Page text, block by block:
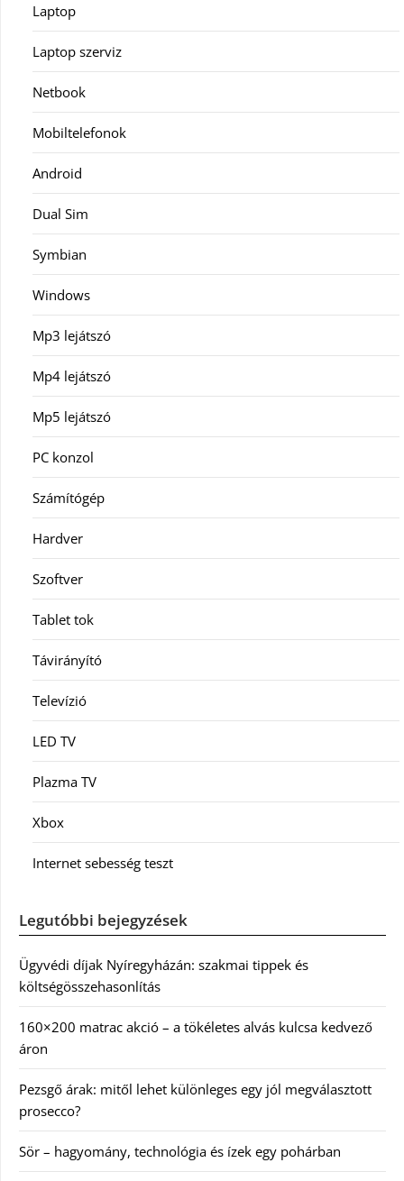
Laptop
Laptop szerviz
Netbook
Mobiltelefonok
Android
Dual Sim
Symbian
Windows
Mp3 lejátszó
Mp4 lejátszó
Mp5 lejátszó
PC konzol
Számítógép
Hardver
Szoftver
Tablet tok
Távirányító
Televízió
LED TV
Plazma TV
Xbox
Internet sebesség teszt
Legutóbbi bejegyzések
Ügyvédi díjak Nyíregyházán: szakmai tippek és
költségösszehasonlítás
160×200 matrac akció – a tökéletes alvás kulcsa kedvező
áron
Pezsgő árak: mitől lehet különleges egy jól megválasztott
prosecco?
Sör – hagyomány, technológia és ízek egy pohárban